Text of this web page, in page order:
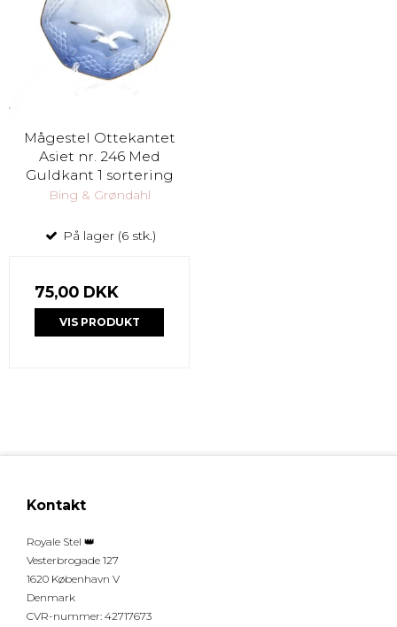
Mågestel Ottekantet
Asiet nr. 246 Med
Guldkant 1 sortering
Bing & Grøndahl
På lager (6 stk.)
75,00 DKK
VIS PRODUKT
Kontakt
Royale Stel 👑
Vesterbrogade 127
1620 København V
Denmark
CVR-nummer: 42717673